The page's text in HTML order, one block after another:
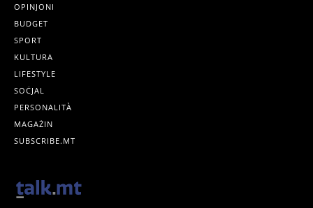
OPINJONI
BUDGET
SPORT
KULTURA
LIFESTYLE
SOĊJAL
PERSONALITÀ
MAGAŻIN
SUBSCRIBE.MT